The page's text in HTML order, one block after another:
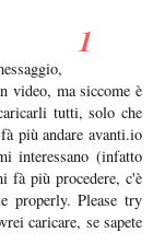
video, ma siccome è
tutti, solo che
più andare avanti.io
interessano (infatto
fà più procedere, c'è
properly. Please try
caricare, se sapete